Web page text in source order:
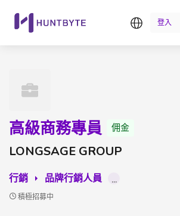
繁中登入
高級商務專員 佣金
LONGSAGE GROUP
行銷 品牌行銷人員 ...
積極招募中